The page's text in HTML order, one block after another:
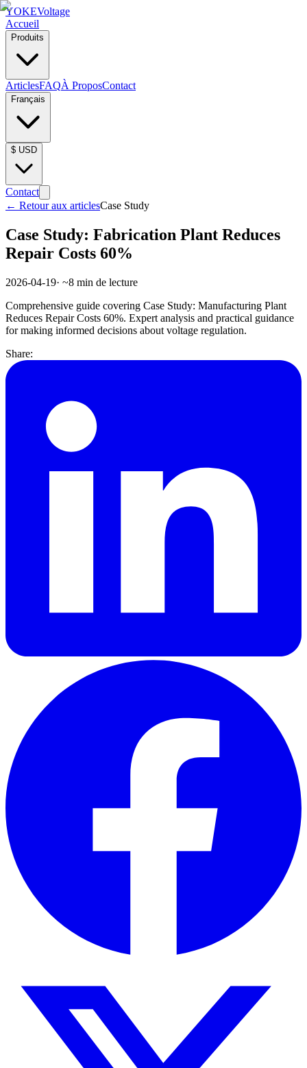
YOKEVoltage
Accueil
Produits
ArticlesFAQÀ ProposContact
Français
$ USD
Contact
← Retour aux articlesCase Study
Case Study: Fabrication Plant Reduces
Repair Costs 60%
2026-04-19· ~8 min de lecture
Comprehensive guide covering Case Study: Manufacturing Plant
Reduces Repair Costs 60%. Expert analysis and practical guidance
for making informed decisions about voltage regulation.
Share: